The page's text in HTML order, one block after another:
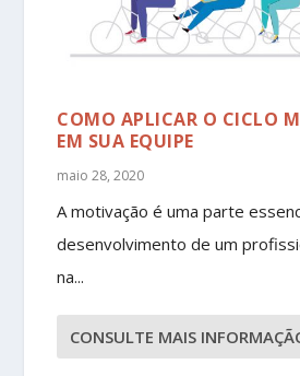
COMO APLICAR O CICLO
EM SUA EQUIPE
maio 28, 2020
A motivação é uma parte
desenvolvimento de um
na...
CONSULTE MAIS